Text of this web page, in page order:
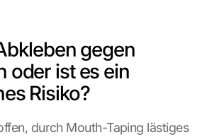
gegen
oder ist es ein
Risiko?
durch Mouth-Taping lästiges